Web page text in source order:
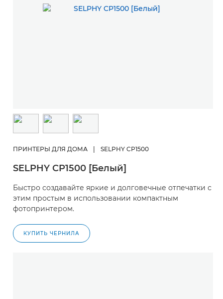
ПРИНТЕРЫ ДЛЯ ДОМА | SELPHY CP1500
SELPHY CP1500 [Белый]
Быстро создавайте яркие и долговечные отпечатки с
этим простым в использовании компактным
фотопринтером.
КУПИТЬ ЧЕРНИЛА